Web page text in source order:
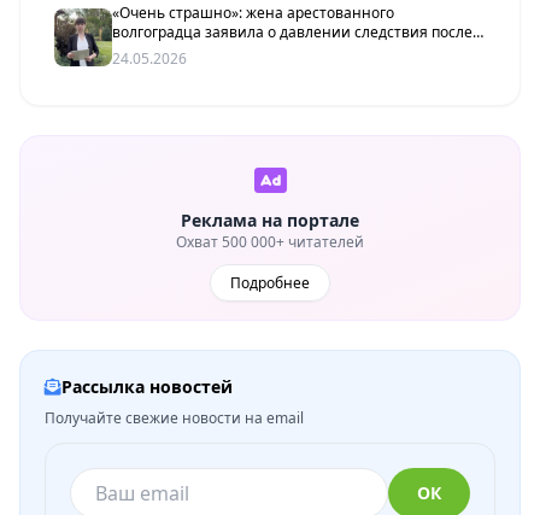
«Очень страшно»: жена арестованного
волгоградца заявила о давлении следствия после
драки у ДК
24.05.2026
Реклама на портале
Охват 500 000+ читателей
Подробнее
Рассылка новостей
Получайте свежие новости на email
ОК